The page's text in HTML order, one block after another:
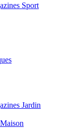
Sport
Jardin